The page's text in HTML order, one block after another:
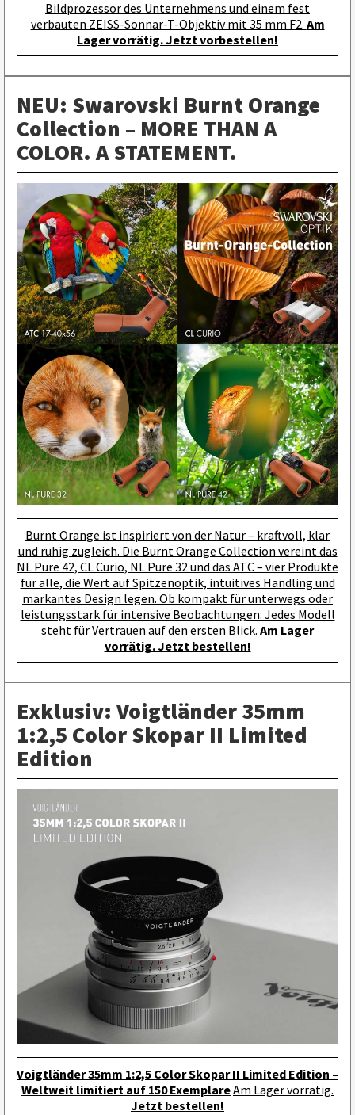
Bildprozessor des Unternehmens und einem fest
verbauten ZEISS-Sonnar-T-Objektiv mit 35 mm F2. Am
Lager vorrätig.Jetzt vorbestellen!
NEU: Swarovski Burnt Orange
Collection – MORE THAN A
COLOR. A STATEMENT.
Burnt Orange ist inspiriert von der Natur – kraftvoll, klar
und ruhig zugleich. Die Burnt Orange Collection vereint das
NL Pure 42, CL Curio, NL Pure 32 und das ATC – vier Produkte
für alle, die Wert auf Spitzenoptik, intuitives Handling und
markantes Design legen. Ob kompakt für unterwegs oder
leistungsstark für intensive Beobachtungen: Jedes Modell
steht für Vertrauen auf den ersten Blick. Am Lager
vorrätig. Jetzt bestellen!
Exklusiv: Voigtländer 35mm
1:2,5 Color Skopar II Limited
Edition
Voigtländer 35mm 1:2,5 Color Skopar II Limited Edition –
Weltweit limitiert auf 150 ExemplareAm Lager vorrätig.
Jetzt bestellen!